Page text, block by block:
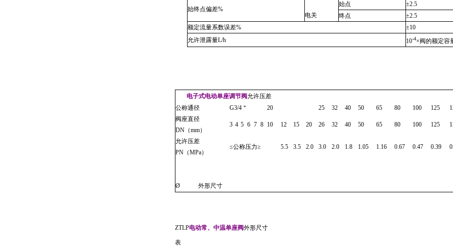
始终点偏差%
电关
始点
±2.5
终点
±2.5
额定流量系数误差%
±10
允许泄露量L/h 10-4×阀的额定容
电子式电动单座调节阀 允许压差
公称通径
G3/4 ＂ 20 25 32 40 50 65 80 100 125
阀座直径
DN （mm）
3 4 5 6 7 8 10 12 15 20 26 32 40 50 65 80 100 125
允许压差
PN （MPa）
≤公称压力≥ 5.5 3.5 2.0 3.0 2.0 1.8 1.05 1.16 0.67 0.47 0.39
Ø 外形尺寸
ZTLP电动常、中温单座阀外形尺寸
表